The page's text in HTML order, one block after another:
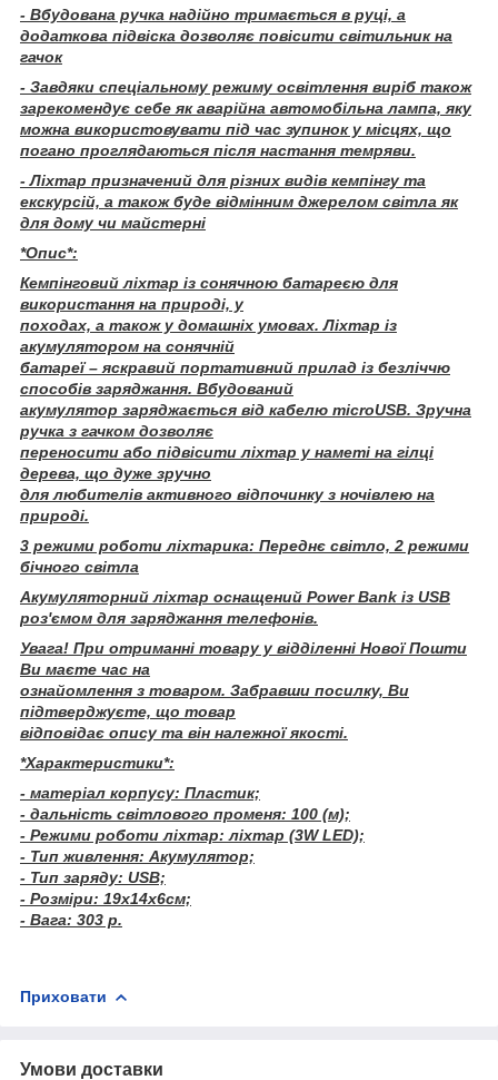
- Вбудована ручка надійно тримається в руці, а
додаткова підвіска дозволяє повісити світильник на
гачок
- Завдяки спеціальному режиму освітлення виріб також
зарекомендує себе як аварійна автомобільна лампа, яку
можна використовувати під час зупинок у місцях, що
погано проглядаються після настання темряви.
- Ліхтар призначений для різних видів кемпінгу та
екскурсій, а також буде відмінним джерелом світла як
для дому чи майстерні
*Опис*:
Кемпінговий ліхтар із сонячною батареєю для
використання на природі, у
походах, а також у домашніх умовах. Ліхтар із
акумулятором на сонячній
батареї – яскравий портативний прилад із безліччю
способів заряджання. Вбудований
акумулятор заряджається від кабелю microUSB. Зручна
ручка з гачком дозволяє
переносити або підвісити ліхтар у наметі на гілці
дерева, що дуже зручно
для любителів активного відпочинку з ночівлею на
природі.
3 режими роботи ліхтарика: Переднє світло, 2 режими
бічного світла
Акумуляторний ліхтар оснащений Power Bank із USB
роз'ємом для заряджання телефонів.
Увага! При отриманні товару у відділенні Нової Пошти
Ви маєте час на
ознайомлення з товаром. Забравши посилку, Ви
підтверджуєте, що товар
відповідає опису та він належної якості.
*Характеристики*:
- матеріал корпусу: Пластик;
- дальність світлового променя: 100 (м);
- Режими роботи ліхтар: ліхтар (3W LED);
- Тип живлення: Акумулятор;
- Тип заряду: USB;
- Розміри: 19х14х6см;
- Вага: 303 р.
Приховати
Умови доставки